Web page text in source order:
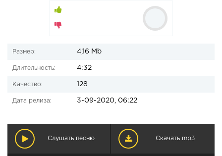
Размер: 4,16 Mb
Длительность: 4:32
Качество: 128
Дата релиза: 3-09-2020, 06:22
Слушать песню Скачать mp3